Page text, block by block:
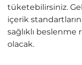
tüketebilirsiniz.
içerik
sağlıklı beslenme
olacak.